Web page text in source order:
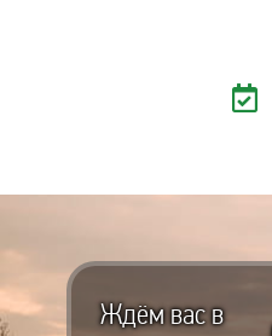
Ждём вас в